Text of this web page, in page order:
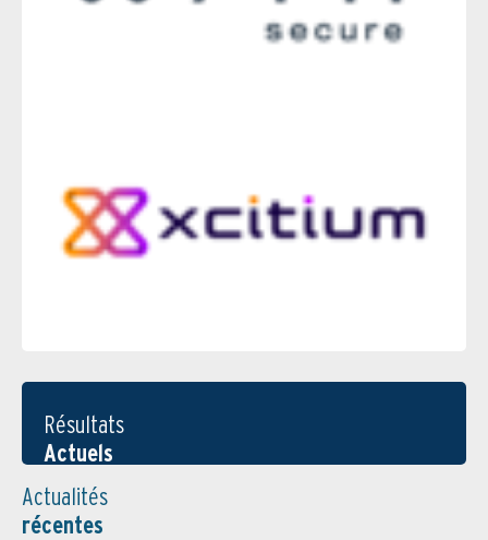
Résultats
Actuels
Actualités
récentes